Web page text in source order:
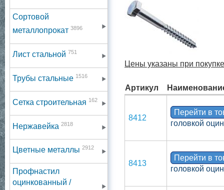
Сортовой
металлопрокат 3896
Лист стальной 751
Трубы стальные 1516
Сетка строительная 162
Нержавейка 2818
Цветные металлы 2912
Профнастил
оцинкованный /
Цены указаны при
Артикул
8412
Перейти в
головкой
8413
Перейти в
головкой